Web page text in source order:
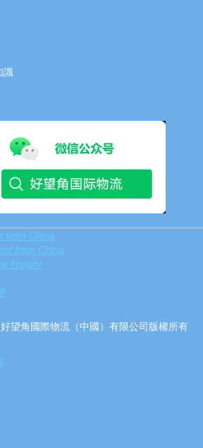
識
from China
from China
Freight
望角國際物流（中國）有限公司版權所有